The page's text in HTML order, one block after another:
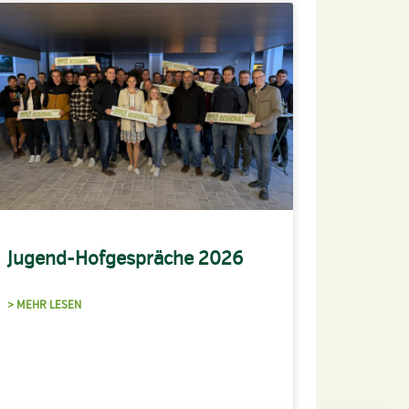
Jugend-Hofgespräche 2026
> MEHR LESEN